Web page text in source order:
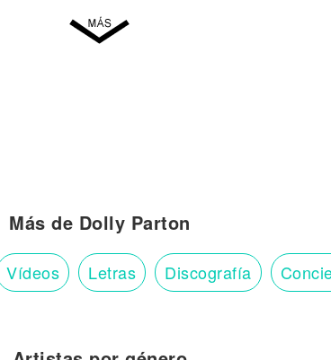
Más de Dolly Parton
Vídeos Letras Discografía